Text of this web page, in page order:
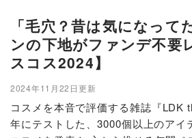
「毛穴？昔は気になって
ンの下地がファンデ不要
スコス2024】
2024年11月22日更新
コスメを本音で評価する雑誌『LDK
年にテストした、3000個以上のアイ